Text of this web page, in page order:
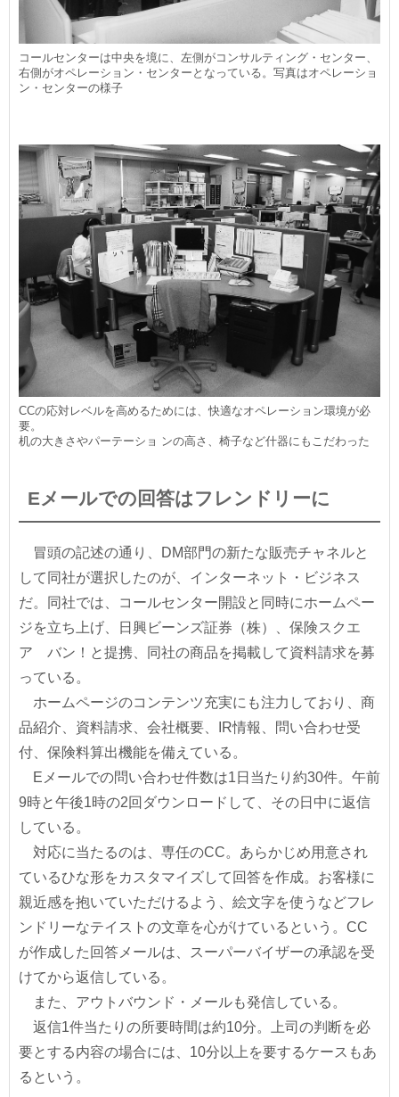
コールセンターは中央を境に、左側がコンサルティング・センター、
右側がオペレーション・センターとなっている。写真はオペレーショ
ン・センターの様子
CCの応対レベルを高めるためには、快適なオペレーション環境が必
要。
机の大きさやパーテーショ ンの高さ、椅子など什器にもこだわった
Eメールでの回答はフレンドリーに
冒頭の記述の通り、DM部門の新たな販売チャネルと
して同社が選択したのが、インターネット・ビジネス
だ。同社では、コールセンター開設と同時にホームペー
ジを立ち上げ、日興ビーンズ証券（株）、保険スクエ
ア バン！と提携、同社の商品を掲載して資料請求を募
っている。
ホームページのコンテンツ充実にも注力しており、商
品紹介、資料請求、会社概要、IR情報、問い合わせ受
付、保険料算出機能を備えている。
Eメールでの問い合わせ件数は1日当たり約30件。午前
9時と午後1時の2回ダウンロードして、その日中に返信
している。
対応に当たるのは、専任のCC。あらかじめ用意され
ているひな形をカスタマイズして回答を作成。お客様に
親近感を抱いていただけるよう、絵文字を使うなどフレ
ンドリーなテイストの文章を心がけているという。CC
が作成した回答メールは、スーパーバイザーの承認を受
けてから返信している。
また、アウトバウンド・メールも発信している。
返信1件当たりの所要時間は約10分。上司の判断を必
要とする内容の場合には、10分以上を要するケースもあ
るという。